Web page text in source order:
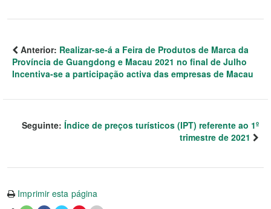
Anterior: Realizar-se-á a Feira de Produtos de Marca da
Província de Guangdong e Macau 2021 no final de Julho
Incentiva-se a participação activa das empresas de Macau
Seguinte: Índice de preços turísticos (IPT) referente ao 1º
trimestre de 2021
Imprimir esta página